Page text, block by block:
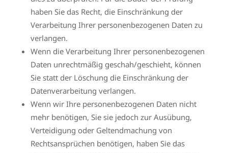
haben Sie das Recht, die Einschränkung der
Verarbeitung Ihrer personenbezogenen Daten zu
verlangen.
Wenn die Verarbeitung Ihrer personenbezogenen
Daten unrechtmäßig geschah/geschieht, können
Sie statt der Löschung die Einschränkung der
Datenverarbeitung verlangen.
Wenn wir Ihre personenbezogenen Daten nicht
mehr benötigen, Sie sie jedoch zur Ausübung,
Verteidigung oder Geltendmachung von
Rechtsansprüchen benötigen, haben Sie das